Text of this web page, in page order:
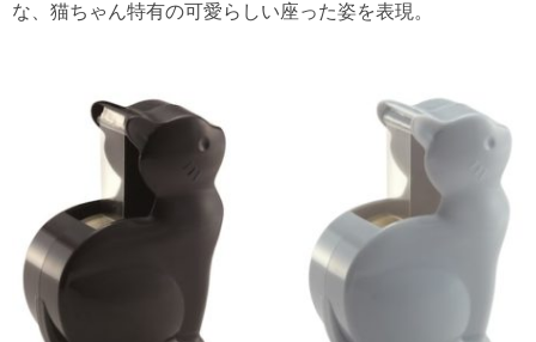
な、猫ちゃん特有の可愛らしい座った姿を表現。